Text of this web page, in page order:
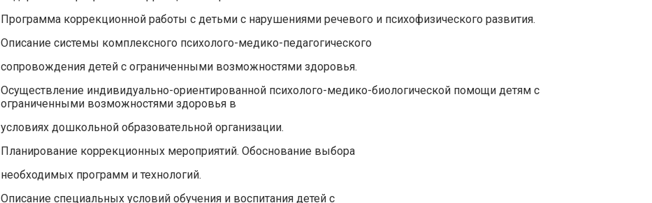
Программа коррекционной работы с детьми с нарушениями речевого и психофизического развития.
Описание системы комплексного психолого-медико-педагогического
сопровождения детей с ограниченными возможностями здоровья.
Осуществление индивидуально-ориентированной психолого-медико-биологической помощи детям с
ограниченными возможностями здоровья в
условиях дошкольной образовательной организации.
Планирование коррекционных мероприятий. Обоснование выбора
необходимых программ и технологий.
Описание специальных условий обучения и воспитания детей с